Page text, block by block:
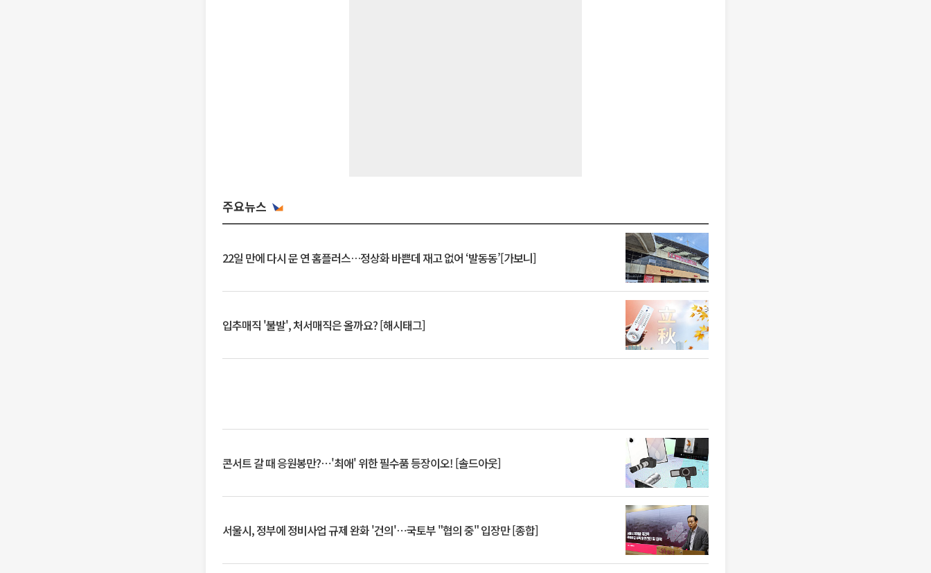
주요뉴스
22일 만에 다시 문 연 홈플러스…정상화 바쁜데 재고 없어 ‘발동동’[가보니]
입추매직 '불발', 처서매직은 올까요? [해시태그]
콘서트 갈 때 응원봉만?⋯'최애' 위한 필수품 등장이오! [솔드아웃]
서울시, 정부에 정비사업 규제 완화 '건의'⋯국토부 "협의 중" 입장만 [종합]